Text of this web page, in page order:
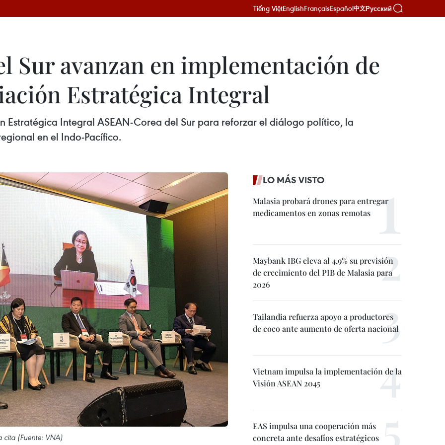
Tiếng ViệtEnglishFrançaisEspañol中文Русский
Sur avanzan en implementación de
Estratégica Integral
Estratégica Integral ASEAN-Corea del Sur para reforzar el diálogo político, la
en el Indo-Pacífico.
cita (Fuente: VNA)
LO MÁS VISTO
Malasia probará drones para entregar
medicamentos en zonas remotas
Maybank IBG eleva al 4,9% su previsión
de crecimiento del PIB de Malasia para
2026
Tailandia refuerza apoyo a productores
de coco ante aumento de oferta nacional
Vietnam impulsa la implementación de la
Visión ASEAN 2045
EAS impulsa una cooperación más
concreta ante desafíos estratégicos